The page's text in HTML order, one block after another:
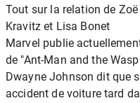
Tout sur la relation de
Kravitz et Lisa Bonet
Marvel publie
de "Ant-Man and the
Dwayne Johnson dit que
accident de voiture tard